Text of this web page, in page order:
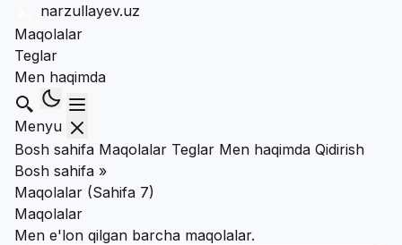
narzullayev.uz
Maqolalar
Teglar
Men haqimda
Qidirish
Menyu
Bosh sahifa Maqolalar Teglar Men haqimda Qidirish
Bosh sahifa »
Maqolalar (sahifa 7)
Maqolalar
Men e'lon qilgan barcha maqolalar.